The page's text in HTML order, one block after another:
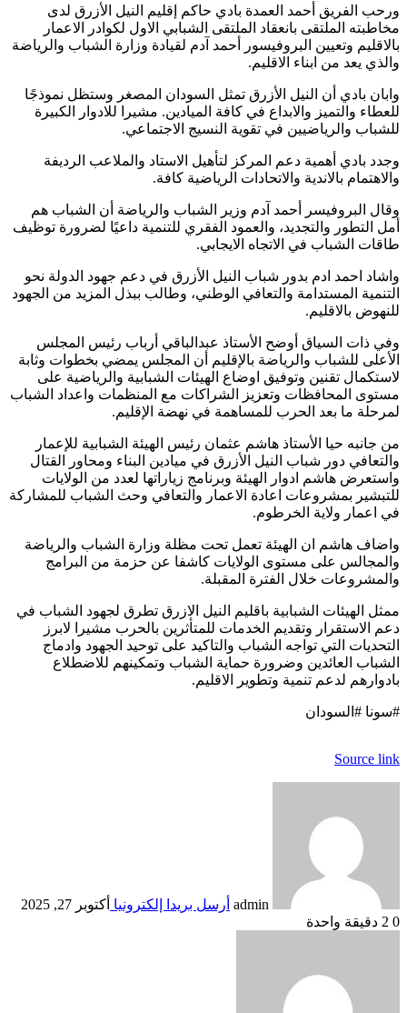
ورحب الفريق أحمد العمدة بادي حاكم إقليم النيل الأزرق لدى
مخاطبته الملتقى بانعقاد الملتقى الشبابي الاول لكوادر الاعمار
بالاقليم وتعيين البروفيسور أحمد آدم لقيادة وزارة الشباب والرياضة
والذي يعد من ابناء الاقليم.
وابان بادي أن النيل الأزرق تمثل السودان المصغر وستظل نموذجًا
للعطاء والتميز والابداع في كافة الميادين. مشيرا للادوار الكبيرة
للشباب والرياضيين في تقوية النسيج الاجتماعي.
وجدد بادي أهمية دعم المركز لتأهيل الاستاد والملاعب الرديفة
والاهتمام بالاندية والاتحادات الرياضية كافة.
وقال البروفيسر أحمد آدم وزير الشباب والرياضة أن الشباب هم
أمل التطور والتجديد، والعمود الفقري للتنمية داعيًا لضرورة توظيف
طاقات الشباب في الاتجاه الايجابي.
واشاد احمد ادم بدور شباب النيل الأزرق في دعم جهود الدولة نحو
التنمية المستدامة والتعافي الوطني، وطالب ببذل المزيد من الجهود
للنهوض بالاقليم.
وفي ذات السياق أوضح الأستاذ عبدالباقي أرباب رئيس المجلس
الأعلى للشباب والرياضة بالإقليم أن المجلس يمضي بخطوات وثابة
لاستكمال تقنين وتوفيق اوضاع الهيئات الشبابية والرياضية على
مستوى المحافظات وتعزيز الشراكات مع المنظمات واعداد الشباب
لمرحلة ما بعد الحرب للمساهمة في نهضة الإقليم.
من جانبه حيا الأستاذ هاشم عثمان رئيس الهيئة الشبابية للإعمار
والتعافي دور شباب النيل الأزرق في ميادين البناء ومحاور القتال
واستعرض هاشم ادوار الهيئة وبرنامج زياراتها لعدد من الولايات
للتبشير بمشروعات اعادة الاعمار والتعافي وحث الشباب للمشاركة
في اعمار ولاية الخرطوم.
واضاف هاشم ان الهيئة تعمل تحت مظلة وزارة الشباب والرياضة
والمجالس على مستوى الولايات كاشفا عن حزمة من البرامج
والمشروعات خلال الفترة المقبلة.
ممثل الهيئات الشبابية باقليم النيل الازرق تطرق لجهود الشباب في
دعم الاستقرار وتقديم الخدمات للمتأثرين بالحرب مشيرا لابرز
التحديات التي تواجه الشباب والتاكيد على توحيد الجهود وادماج
الشباب العائدين وضرورة حماية الشباب وتمكينهم للاضطلاع
بادوارهم لدعم تنمية وتطوير الاقليم.
#سونا #السودان
Source link
admin أرسل بريدا إلكترونيا أكتوبر 27, 2025
0
دقيقة واحدة